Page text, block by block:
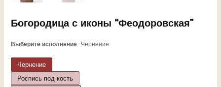
Богородица с иконы “Феодоровская”
Выберите исполнение Чернение
Чернение
Роспись под кость